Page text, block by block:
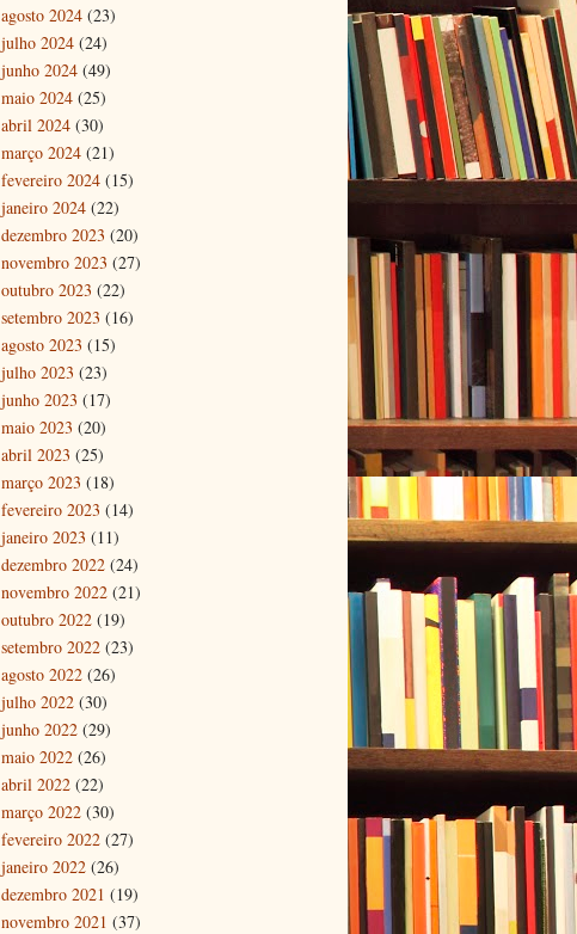
agosto 2024 (23)
julho 2024 (24)
junho 2024 (49)
maio 2024 (25)
abril 2024 (30)
março 2024 (21)
fevereiro 2024 (15)
janeiro 2024 (22)
dezembro 2023 (20)
novembro 2023 (27)
outubro 2023 (22)
setembro 2023 (16)
agosto 2023 (15)
julho 2023 (23)
junho 2023 (17)
maio 2023 (20)
abril 2023 (25)
março 2023 (18)
fevereiro 2023 (14)
janeiro 2023 (11)
dezembro 2022 (24)
novembro 2022 (21)
outubro 2022 (19)
setembro 2022 (23)
agosto 2022 (26)
julho 2022 (30)
junho 2022 (29)
maio 2022 (26)
abril 2022 (22)
março 2022 (30)
fevereiro 2022 (27)
janeiro 2022 (26)
dezembro 2021 (19)
novembro 2021 (37)